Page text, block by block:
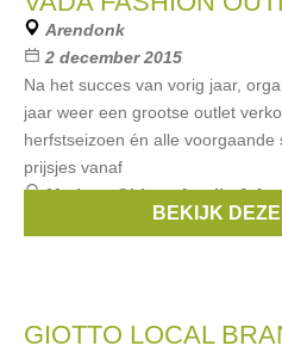
Arendonk
2 december 2015
Na het succes van vorig jaar,
jaar weer een grootse outlet
herfstseizoen én alle
prijsjes vanaf
Merken:Object,Amelie &
, ...BEKIJK
GIOTTO LOCAL